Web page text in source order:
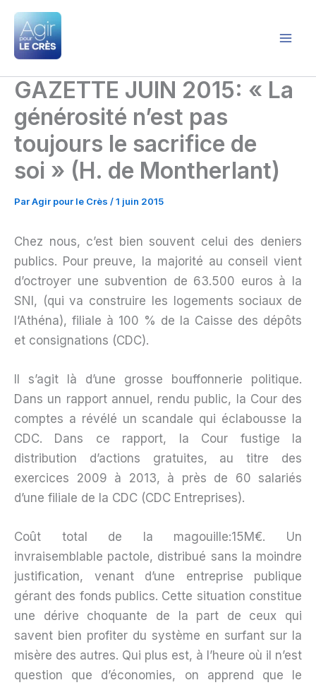
Aller
contenu
GAZETTE JUIN 2015: « La
générosité n’est pas
toujours le sacrifice de
soi » (H. de Montherlant)
ParAgir pour le Crès /1 juin 2015
Chez nous, c’est bien souvent celui des deniers
publics. Pour preuve, la majorité au conseil vient
d’octroyer une subvention de 63.500 euros à la
SNI, (qui va construire les logements sociaux de
l’Athéna), filiale à 100 % de la Caisse des dépôts
et consignations (CDC).
Il s’agit là d’une grosse bouffonnerie politique.
Dans un rapport annuel, rendu public, la Cour des
comptes a révélé un scandale qui éclabousse la
CDC. Dans ce rapport, la Cour fustige la
distribution d’actions gratuites, au titre des
exercices 2009 à 2013, à près de 60 salariés
d’une filiale de la CDC (CDC Entreprises).
Coût total de la magouille:15M€. Un
invraisemblable pactole, distribué sans la moindre
justification, venant d’une entreprise publique
gérant des fonds publics. Cette situation constitue
une dérive choquante de la part de ceux qui
savent bien profiter du système en surfant sur la
misère des autres. Qui plus est, à l’heure où il n’est
question que d’économies, on apprend que le